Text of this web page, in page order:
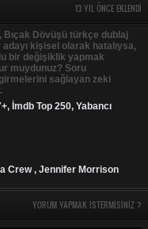
13 YIL ÖNCE EKLENDI
Bıçak Dövüşü türkçe dublaj
kişisel olarak hatalıysa,
bir değişiklik yapmak
muydunuz? Soru
sağlayan zeki
, İmdb Top 250, Yabancı
Crew , Jennifer Morrison
YORUM YAPMAK ISTERMISINIZ ?